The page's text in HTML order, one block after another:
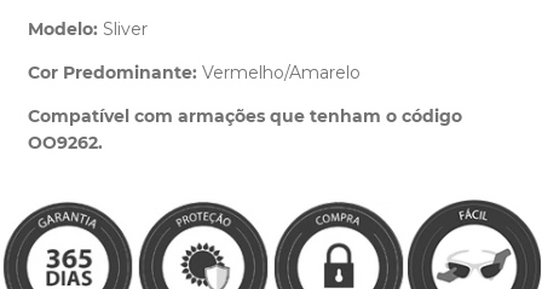
Modelo: Sliver
Cor Predominante: Vermelho/Amarelo
Compatível com armações que tenham o código
OO9262.